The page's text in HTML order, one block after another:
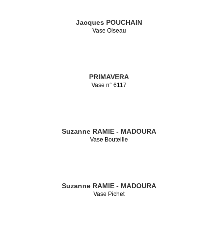
Jacques POUCHAIN
Vase Oiseau
PRIMAVERA
Vase n° 6117
Suzanne RAMIE - MADOURA
Vase Bouteille
Suzanne RAMIE - MADOURA
Vase Pichet